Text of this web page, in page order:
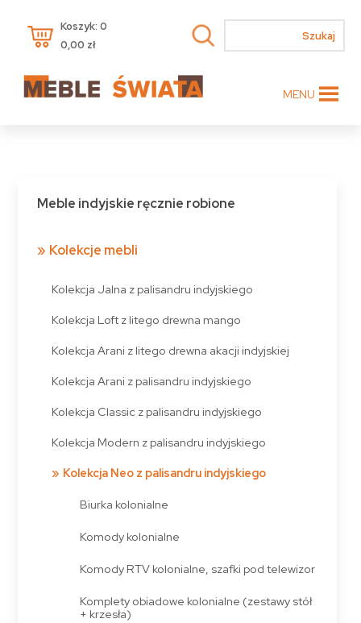
Koszyk: 0
0,00 zł
MENU
Meble indyjskie ręcznie robione
Kolekcje mebli
Kolekcja Jalna z palisandru indyjskiego
Kolekcja Loft z litego drewna mango
Kolekcja Arani z litego drewna akacji indyjskiej
Kolekcja Arani z palisandru indyjskiego
Kolekcja Classic z palisandru indyjskiego
Kolekcja Modern z palisandru indyjskiego
Kolekcja Neo z palisandru indyjskiego
Biurka kolonialne
Komody kolonialne
Komody RTV kolonialne, szafki pod telewizor
Komplety obiadowe kolonialne (zestawy stół
+ krzesła)